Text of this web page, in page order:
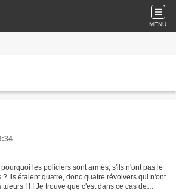
MENU
les policiers sont armés, s'ils n'ont pas le
Ils étaient quatre, donc quatre révolvers qui n'ont
! ! ! Je trouve que c'est dans ce cas de